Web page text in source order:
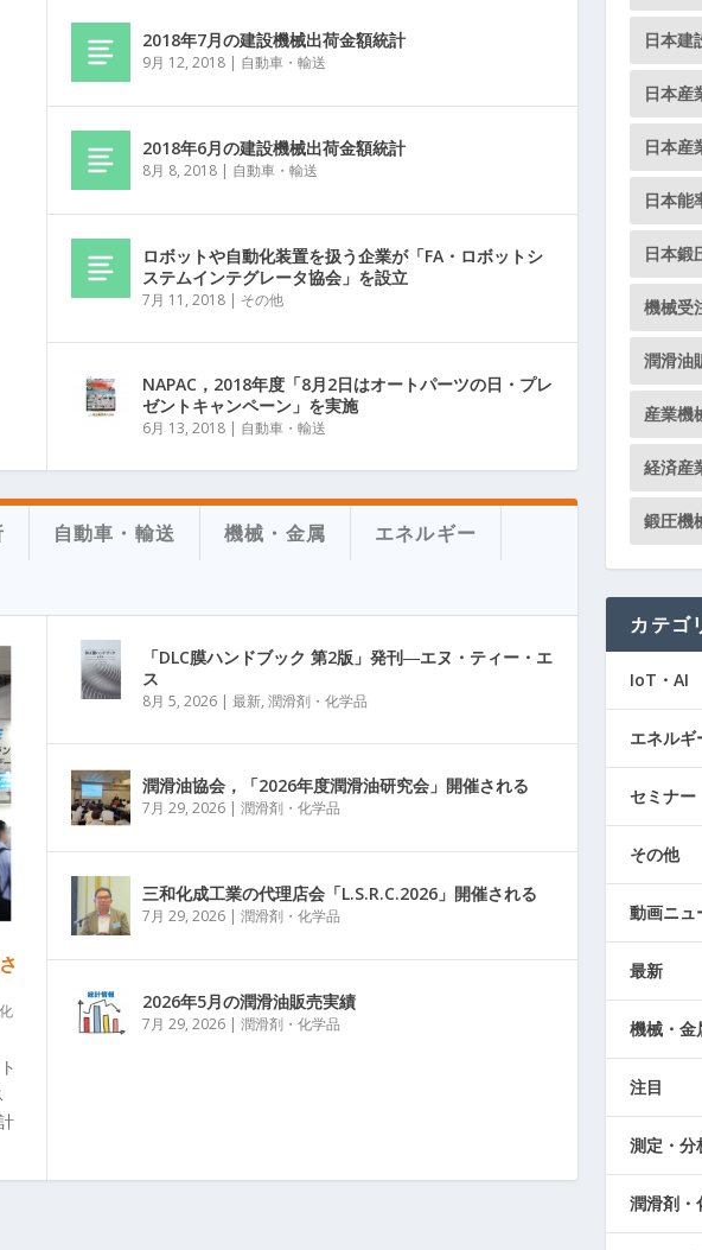
2018年7月の建設機械出荷金額統計
9月 12, 2018| 自動車・輸送
2018年6月の建設機械出荷金額統計
8月 8, 2018| 自動車・輸送
ロボットや自動化装置を扱う企業が「FA・ロボットシ
ステムインテグレータ協会」を設立
7月 11, 2018| その他
NAPAC，2018年度「8月2日はオートパーツの日・プレ
ゼントキャンペーン」を実施
6月 13, 2018| 自動車・輸送
自動車・輸送 機械・金属 エネルギー
「DLC膜ハンドブック 第2版」発刊―エヌ・ティー・エ
ス
8月 5, 2026| 最新, 潤滑剤・化学品
潤滑油協会，「2026年度潤滑油研究会」開催される
7月 29, 2026| 潤滑剤・化学品
三和化成工業の代理店会「L.S.R.C.2026」開催される
7月 29, 2026| 潤滑剤・化学品
2026年5月の潤滑油販売実績
7月 29, 2026| 潤滑剤・化学品
日本建
日本産
日本産
日本能
日本鍛
機械受
潤滑油
産業機
経済産
鍛圧機
カテゴ
IoT・AI
エネルギ
セミナー
その他
動画ニュ
最新
機械・金
注目
測定・分
潤滑剤・